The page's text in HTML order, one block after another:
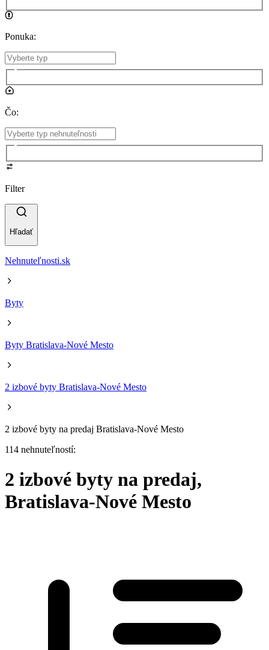
Ponuka:
Čo:
Filter
Hľadať
Nehnuteľnosti.sk
Byty
Byty Bratislava-Nové Mesto
2 izbové byty Bratislava-Nové Mesto
2 izbové byty na predaj Bratislava-Nové Mesto
114 nehnuteľností:
2 izbové byty na predaj,
Bratislava-Nové Mesto